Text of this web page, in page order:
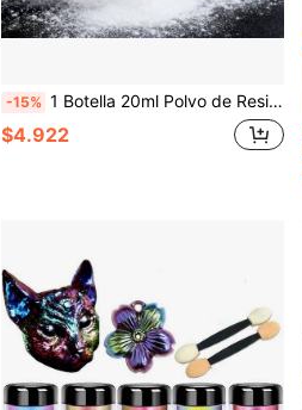
-15% 1 Botella 20ml Polvo de Resina Blanco Super Brillante Pigmento de Mica Polarizado para Hacer Joyas de Resina Moldes de Fundición de Resina de Colores
$4.922